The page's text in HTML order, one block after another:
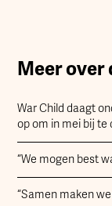
Meer over
War Child daagt
op om in mei bij te
“We mogen best
“Samen maken